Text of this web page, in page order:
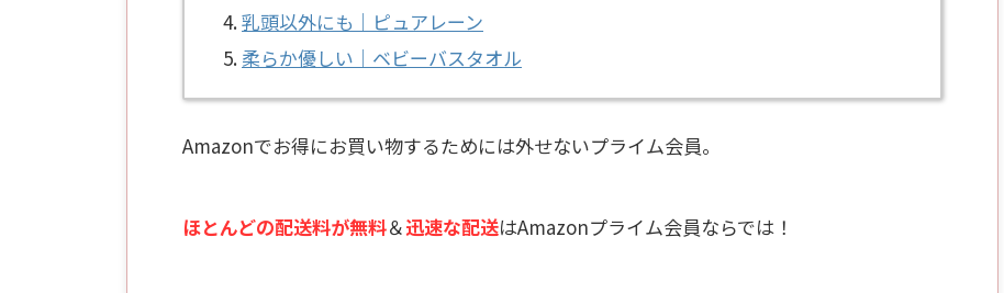
乳頭以外にも｜ピュアレーン
柔らか優しい｜ベビーバスタオル
Amazonでお得にお買い物するためには外せないプライム会員。
ほとんどの配送料が無料＆迅速な配送はAmazonプライム会員ならでは！